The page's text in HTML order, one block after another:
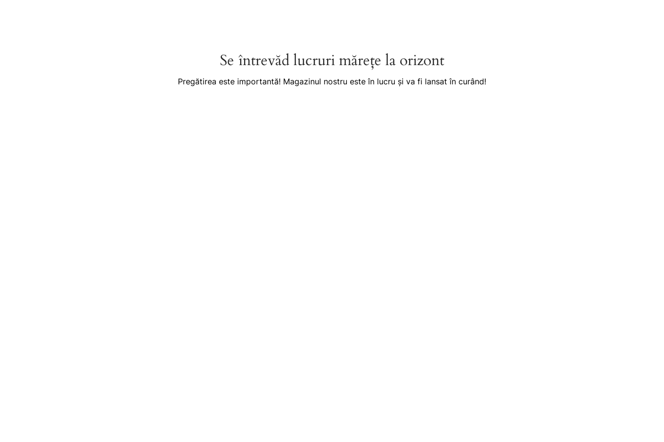
Se întrevăd lucruri mărețe la orizont
Pregătirea este importantă! Magazinul nostru este în lucru și va fi lansat în curând!